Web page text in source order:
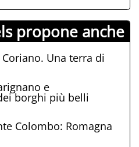
propone anche
Una terra di
e
borghi più belli
Colombo: Romagna